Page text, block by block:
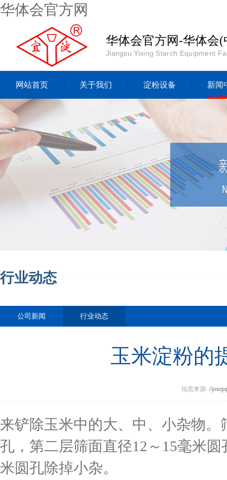
华体会官方网
华体会官方网-华体会(
Jiangsu Yixing Starch Equipment
网站首页 关于我们 淀粉设备 新闻
行业动态
公司新闻 行业动态
玉米淀粉的
信息来源: //
来铲除玉米中的大、中、小杂物
孔，第二层筛面直径12～15毫米
米圆孔除掉小杂。